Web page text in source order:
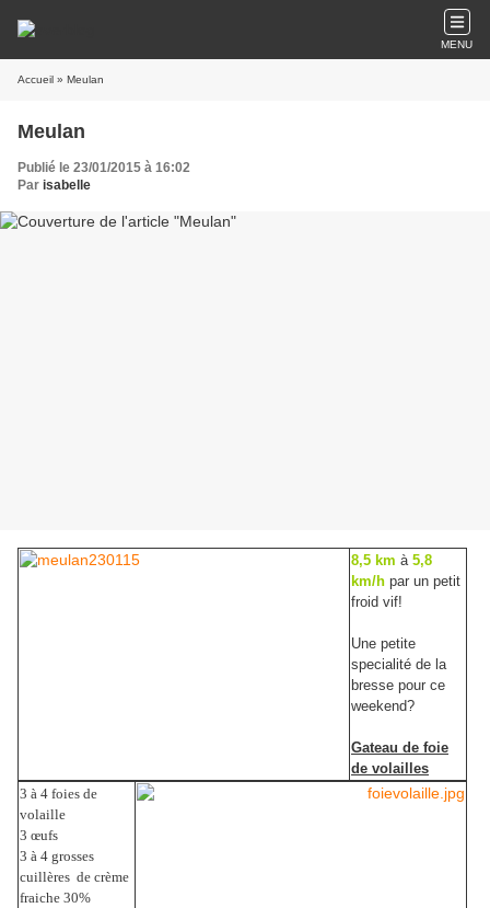
MENU
Accueil » Meulan
Meulan
Publié le 23/01/2015 à 16:02
Par isabelle
8,5 km à 5,8
km/h par un petit
froid vif!
Une petite
specialité de la
bresse pour ce
weekend?
Gateau de foie
de volailles
3 à 4 foies de
volaille
3 œufs
3 à 4 grosses
cuillères de crème
fraiche 30%